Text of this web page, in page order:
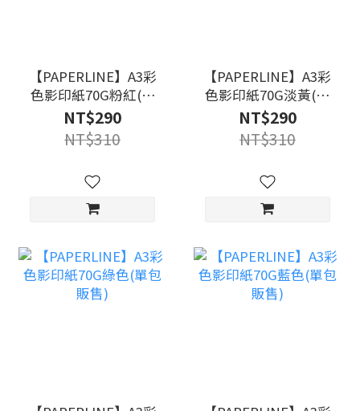
【PAPERLINE】A3彩
色影印紙70G粉紅(單
包販售)
NT$290
NT$310
【PAPERLINE】A3彩
色影印紙70G淡黃(單
包販售)
NT$290
NT$310